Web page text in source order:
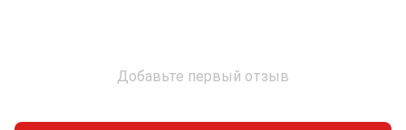
Добавьте первый отзыв